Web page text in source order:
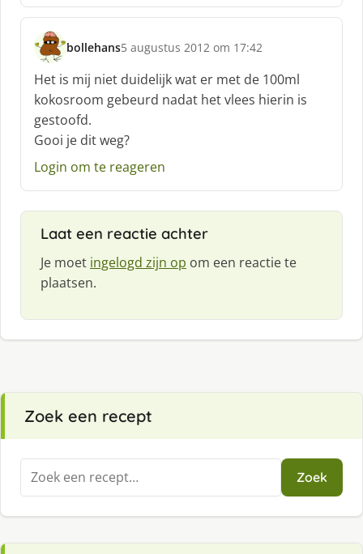
:
bollehans
c
h
r
e
e
:
5 augustus 2012 om 17:42
Het is mij niet duidelijk wat er met de 100ml
kokosroom gebeurd nadat het vlees hierin is
gestoofd.
Gooi je dit weg?
Login om te reageren
Laat een reactie achter
Je moet ingelogd zijn op om een reactie te
plaatsen.
Zoek een recept
Zoeken
naar:
Zoek